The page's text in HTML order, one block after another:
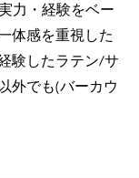
力・経験をベー
体感を重視した
験したラテン/サ
外でも(バーカウ